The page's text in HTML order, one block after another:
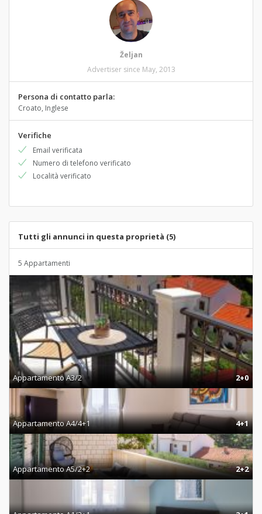
Željan
Advertiser since May, 2013
Persona di contatto parla:
Croato, Inglese
Verifiche
Email verificata
Numero di telefono verificato
Località verificato
Tutti gli annunci in questa proprietà (5)
5 Appartamenti
Appartamento A3/2 2+0
Appartamento A4/4+1 4+1
Appartamento A5/2+2 2+2